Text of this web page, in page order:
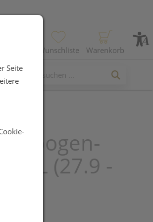
Wunschliste Warenkorb
L (27.9 -
Seite